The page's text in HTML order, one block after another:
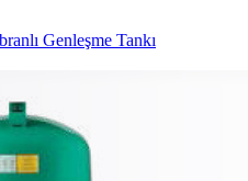
Genleşme Tankı